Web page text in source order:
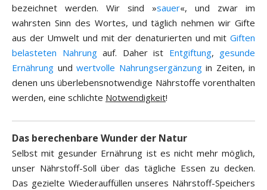
bezeichnet werden. Wir sind »sauer«, und zwar im
wahrsten Sinn des Wortes, und täglich nehmen wir Gifte
aus der Umwelt und mit der denaturierten und mit Giften
belasteten Nahrungauf. Daher ist Entgiftung, gesunde
Ernährung und wertvolle Nahrungsergänzungin Zeiten, in
denen uns überlebensnotwendige Nährstoffe vorenthalten
werden, eine schlichte Notwendigkeit!
Das berechenbare Wunder der Natur
Selbst mit gesunder Ernährung ist es nicht mehr möglich,
unser Nährstoff-Soll über das tägliche Essen zu decken.
Das gezielte Wiederauffüllen unseres Nährstoff-Speichers